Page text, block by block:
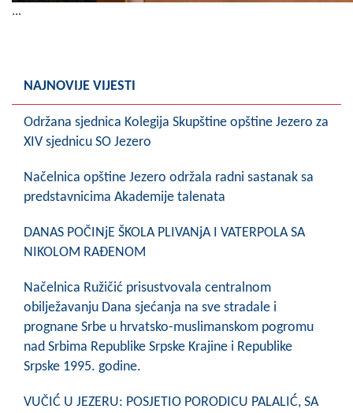
...
NAJNOVIJE VIJESTI
Održana sjednica Kolegija Skupštine opštine Jezero za
XIV sjednicu SO Jezero
Načelnica opštine Jezero održala radni sastanak sa
predstavnicima Akademije talenata
DANAS POČINjE ŠKOLA PLIVANjA I VATERPOLA SA
NIKOLOM RAĐENOM
Načelnica Ružičić prisustvovala centralnom
obilježavanju Dana sjećanja na sve stradale i
prognane Srbe u hrvatsko-muslimanskom pogromu
nad Srbima Republike Srpske Krajine i Republike
Srpske 1995. godine.
VUČIĆ U JEZERU: POSJETIO PORODICU PALALIĆ, SA